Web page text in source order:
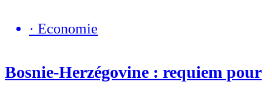
· Economie
Bosnie-Herzégovine : requiem pour